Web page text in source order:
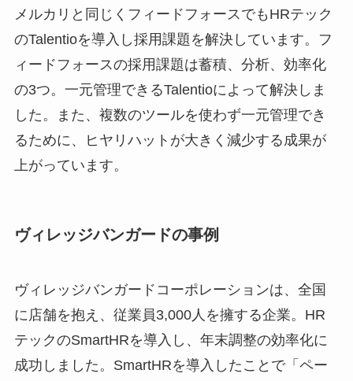
メルカリと同じくフィードフォースでもHRテック
のTalentioを導入し採用課題を解決しています。フ
ィードフォースの採用課題は蓄積、分析、効率化
の3つ。一元管理できるTalentioによって解決しま
した。また、複数のツールを使わず一元管理でき
るために、ヒヤリハットが大きく減少する成果が
上がっています。
ヴィレッジバンガードの事例
ヴィレッジバンガードコーポレーションは、全国
に店舗を抱え、従業員3,000人を擁する企業。HR
テックのSmartHRを導入し、年末調整の効率化に
成功しました。SmartHRを導入したことで「ペー